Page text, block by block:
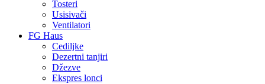
Tosteri
Usisivači
Ventilatori
FG Haus
Cediljke
Dezertni tanjiri
Džezve
Ekspres lonci